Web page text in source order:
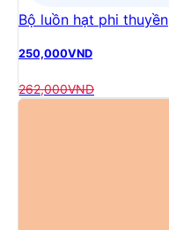
Bộ luồn hạt phi thuyền
250,000VND
262,000VND